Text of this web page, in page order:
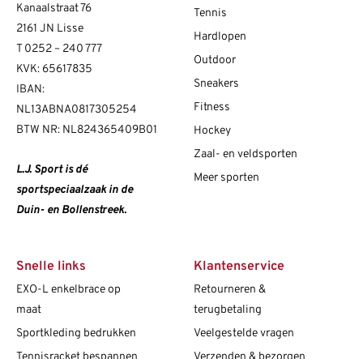
Kanaalstraat 76
2161 JN Lisse
T0252 – 240 777
KVK: 65617835
IBAN:
NL13ABNA0817305254
BTW NR: NL824365409B01
L.J. Sport is dé
sportspeciaalzaak in de
Duin- en Bollenstreek.
Tennis
Hardlopen
Outdoor
Sneakers
Fitness
Hockey
Zaal- en veldsporten
Meer sporten
Snelle links
EXO-L enkelbrace op
maat
Sportkleding bedrukken
Klantenservice
Retourneren &
terugbetaling
Veelgestelde vragen